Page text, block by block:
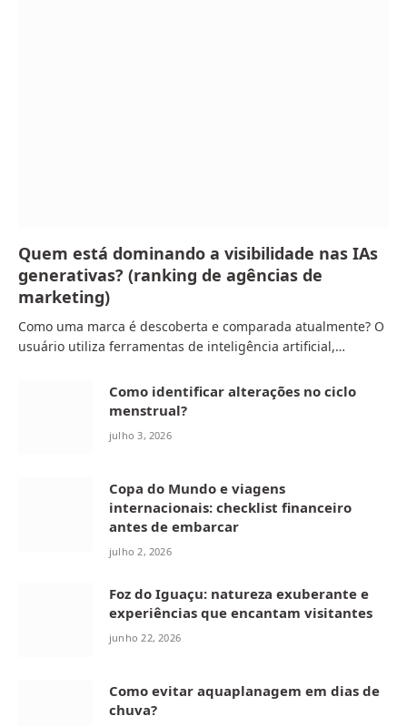
Quem está dominando a visibilidade nas IAs
generativas? (ranking de agências de
marketing)
Como uma marca é descoberta e comparada atualmente? O
usuário utiliza ferramentas de inteligência artificial,…
Como identificar alterações no ciclo
menstrual?
julho 3, 2026
Copa do Mundo e viagens
internacionais: checklist financeiro
antes de embarcar
julho 2, 2026
Foz do Iguaçu: natureza exuberante e
experiências que encantam visitantes
junho 22, 2026
Como evitar aquaplanagem em dias de
chuva?